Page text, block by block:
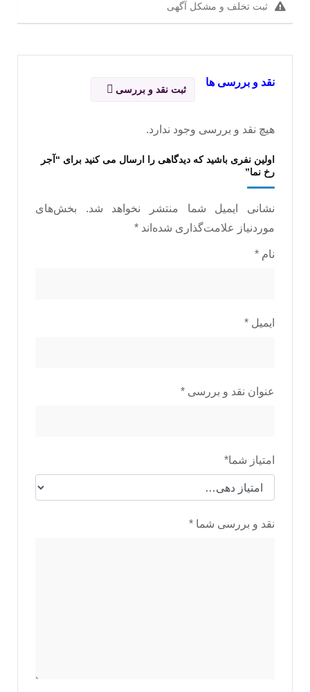
ثبت تخلف و مشکل آگهی
نقد و بررسی ها
ثبت نقد و بررسی
هیچ نقد و بررسی وجود ندارد.
اولین نفری باشید که دیدگاهی را ارسال می کنید برای “آجر
رخ نما”
نشانی ایمیل شما منتشر نخواهد شد.
بخش‌های
موردنیاز علامت‌گذاری شده‌اند *
نام *
ایمیل *
عنوان نقد و بررسی *
امتیاز شما*
نقد و بررسی شما *